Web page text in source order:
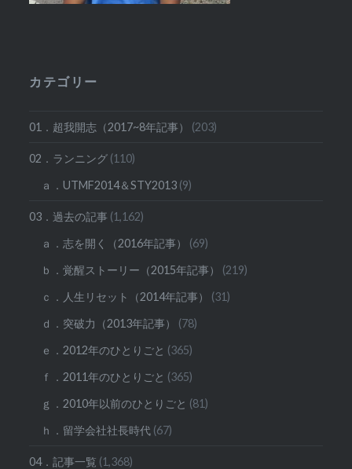
カテゴリー
01．超我開志（2017~8年記事） (203)
02．ランニング (110)
ａ．UTMF2014＆STY2013 (9)
03．過去の記事 (1,162)
ａ．志を開く（2016年記事）
(69)
ｂ．覚醒ストーリー（2015年記事）
(219)
ｃ．人生リセット（2014年記事）
(31)
ｄ．突破力（2013年記事）
(78)
ｅ．2012年のひとりごと (365)
ｆ．2011年のひとりごと (365)
ｇ．2010年以前のひとりごと (81)
ｈ．留学会社社長時代 (67)
04．記事一覧 (1,368)